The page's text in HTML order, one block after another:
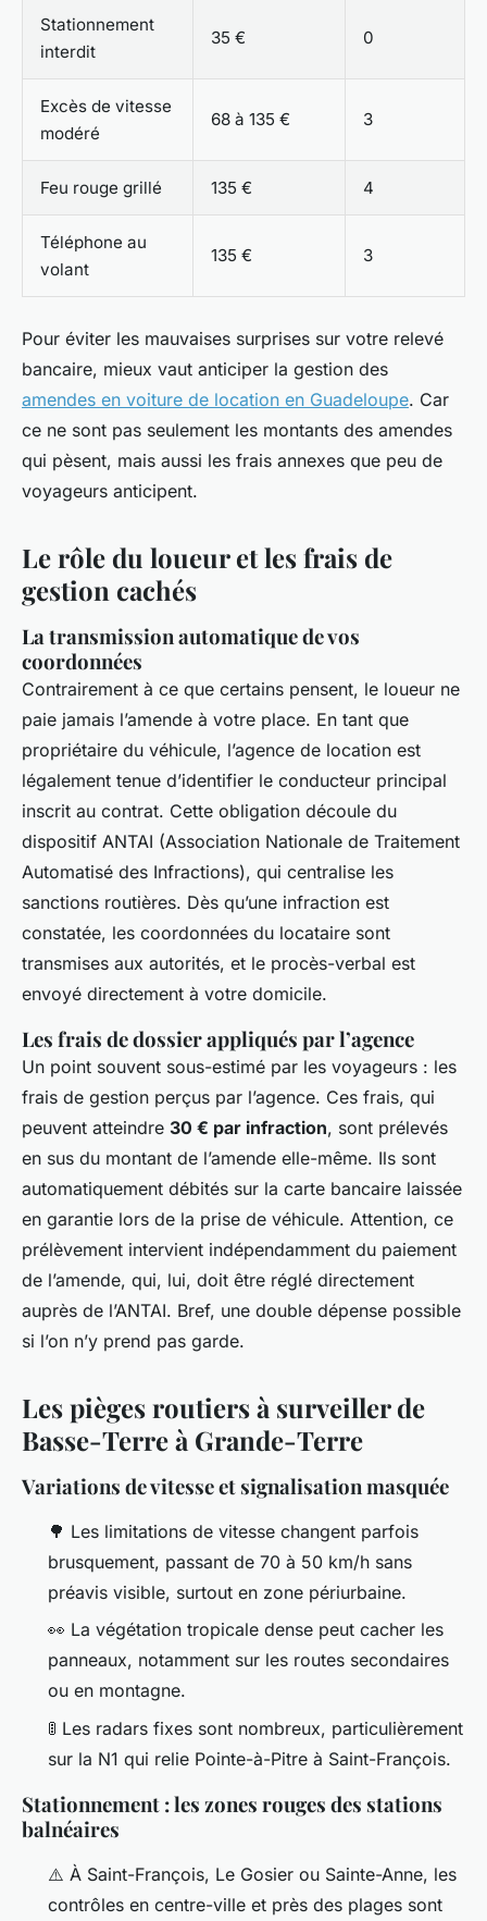
Stationnement
interdit
35 € 0
Excès de vitesse
modéré
68 à 135 € 3
Feu rouge grillé 135 € 4
Téléphone au
volant
135 € 3
Pour éviter les mauvaises surprises sur votre relevé
bancaire, mieux vaut anticiper la gestion des
amendes en voiture de location en Guadeloupe. Car
ce ne sont pas seulement les montants des amendes
qui pèsent, mais aussi les frais annexes que peu de
voyageurs anticipent.
Le rôle du loueur et les frais de
gestion cachés
La transmission automatique de vos
coordonnées
Contrairement à ce que certains pensent, le loueur ne
paie jamais l’amende à votre place. En tant que
propriétaire du véhicule, l’agence de location est
légalement tenue d’identifier le conducteur principal
inscrit au contrat. Cette obligation découle du
dispositif ANTAI (Association Nationale de Traitement
Automatisé des Infractions), qui centralise les
sanctions routières. Dès qu’une infraction est
constatée, les coordonnées du locataire sont
transmises aux autorités, et le procès-verbal est
envoyé directement à votre domicile.
Les frais de dossier appliqués par l’agence
Un point souvent sous-estimé par les voyageurs : les
frais de gestion perçus par l’agence. Ces frais, qui
peuvent atteindre 30 € par infraction, sont prélevés
en sus du montant de l’amende elle-même. Ils sont
automatiquement débités sur la carte bancaire laissée
en garantie lors de la prise de véhicule. Attention, ce
prélèvement intervient indépendamment du paiement
de l’amende, qui, lui, doit être réglé directement
auprès de l’ANTAI. Bref, une double dépense possible
si l’on n’y prend pas garde.
Les pièges routiers à surveiller de
Basse-Terre à Grande-Terre
Variations de vitesse et signalisation masquée
🌳 Les limitations de vitesse changent parfois
brusquement, passant de 70 à 50 km/h sans
préavis visible, surtout en zone périurbaine.
👀 La végétation tropicale dense peut cacher les
panneaux, notamment sur les routes secondaires
ou en montagne.
🚦 Les radars fixes sont nombreux, particulièrement
sur la N1 qui relie Pointe-à-Pitre à Saint-François.
Stationnement : les zones rouges des stations
balnéaires
⚠️ À Saint-François, Le Gosier ou Sainte-Anne, les
contrôles en centre-ville et près des plages sont